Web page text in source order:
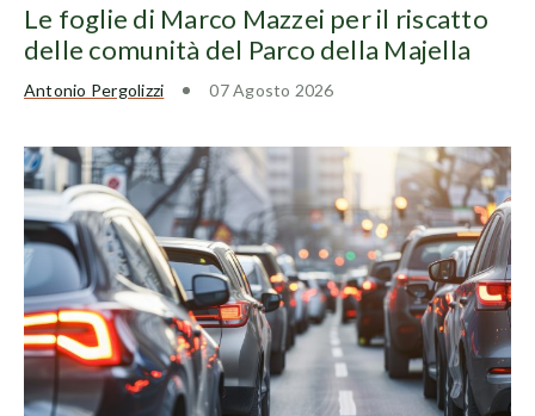
Le foglie di Marco Mazzei per il riscatto
delle comunità del Parco della Majella
Antonio Pergolizzi 07 Agosto 2026